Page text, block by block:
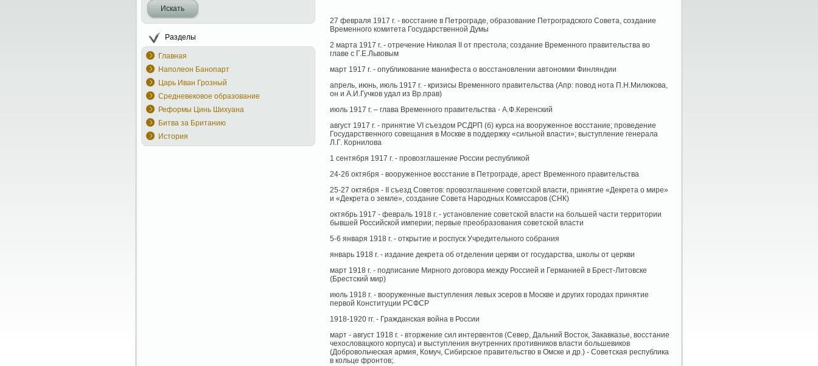
Искать
Разделы
Главная
Наполеон Банопарт
Царь Иван Грозный
Средневековое образование
Реформы Цинь Шихуана
Битва за Британию
История
27 февраля 1917 г. - восстание в Петрограде, образование Петроградского Совета, создание
Временного комитета Государственной Думы
2 марта 1917 г. - отречение Николая II от престола; создание Временного правительства во
главе с Г.Е.Львовым
март 1917 г. - опубликование манифеста о восстановлении автономии Финляндии
апрель, июнь, июль 1917 г. - кризисы Временного правительства (Апр: повод нота П.Н.Милюкова,
он и А.И.Гучков удал из Вр.прав)
июль 1917 г. – глава Временного правительства - А.Ф.Керенский
август 1917 г. - принятие VI съездом РСДРП (б) курса на вооруженное восстание; проведение
Государственного совещания в Москве в поддержку «сильной власти»; выступление генерала
Л.Г. Корнилова
1 сентября 1917 г. - провозглашение России республикой
24-26 октября - вооруженное восстание в Петрограде, арест Временного правительства
25-27 октября - II съезд Советов: провозглашение советской власти, принятие «Декрета о мире»
и «Декрета о земле», создание Совета Народных Комиссаров (СНК)
октябрь 1917 - февраль 1918 г. - установление советской власти на большей части территории
бывшей Российской империи; первые преобразования советской власти
5-6 января 1918 г. - открытие и роспуск Учредительного собрания
январь 1918 г. - издание декрета об отделении церкви от государства, школы от церкви
март 1918 г. - подписание Мирного договора между Россией и Германией в Брест-Литовске
(Брестский мир)
июль 1918 г. - вооруженные выступления левых эсеров в Москве и других городах принятие
первой Конституции РСФСР
1918-1920 гг. - Гражданская война в России
март - август 1918 г. - вторжение сил интервентов (Север, Дальний Восток, Закавказье, восстание
чехословацкого корпуса) и выступления внутренних противников власти большевиков
(Добровольческая армия, Комуч, Сибирское правительство в Омске и др.) - Советская республика
в кольце фронтов;.